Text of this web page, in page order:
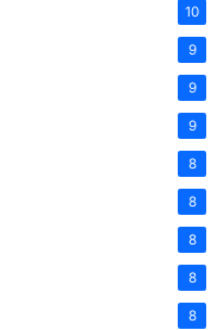
10
9
9
9
8
8
8
8
8